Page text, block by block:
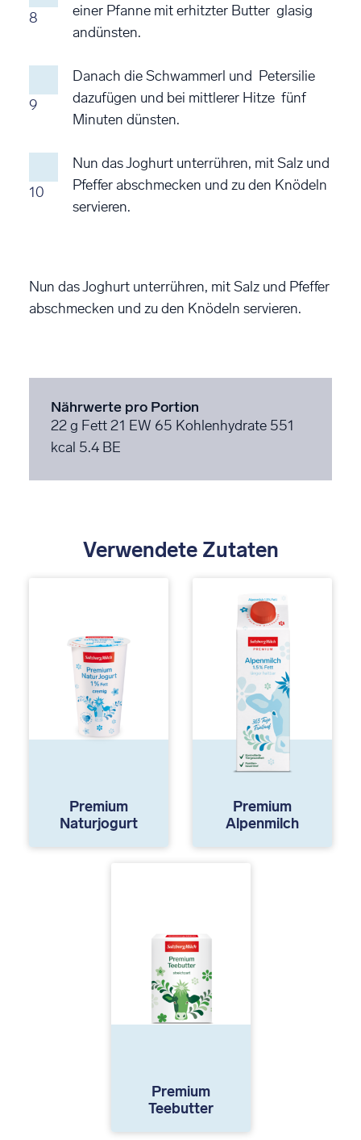
8
einer Pfanne mit erhitzter Butter glasig
andünsten.
9
Danach die Schwammerl und Petersilie
dazufügen und bei mittlerer Hitze fünf
Minuten dünsten.
10
Nun das Joghurt unterrühren, mit Salz und
Pfeffer abschmecken und zu den Knödeln
servieren.
Nun das Joghurt unterrühren, mit Salz und Pfeffer
abschmecken und zu den Knödeln servieren.
Nährwerte pro Portion
22 g Fett21 EW 65 Kohlenhydrate 551
kcal 5.4 BE
Verwendete Zutaten
Premium
Naturjogurt
Premium
Alpenmilch
Premium
Teebutter